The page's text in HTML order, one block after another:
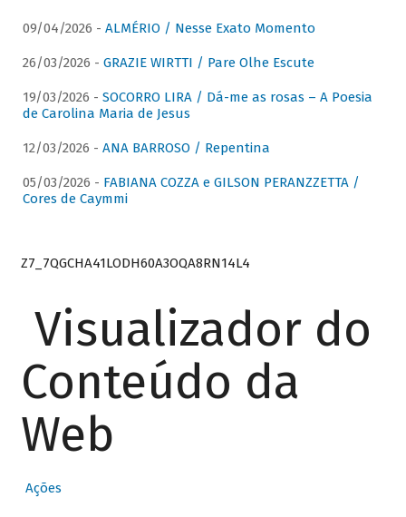
09/04/2026 - ALMÉRIO / Nesse Exato Momento
26/03/2026 - GRAZIE WIRTTI / Pare Olhe Escute
19/03/2026 - SOCORRO LIRA / Dá-me as rosas – A Poesia
de Carolina Maria de Jesus
12/03/2026 - ANA BARROSO / Repentina
05/03/2026 - FABIANA COZZA e GILSON PERANZZETTA /
Cores de Caymmi
Z7_7QGCHA41LODH60A3OQA8RN14L4
Visualizador do
Conteúdo da
Web
Ações